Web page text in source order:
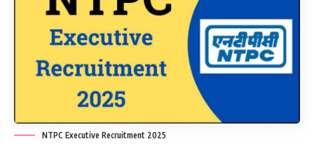
NTPC Executive Recruitment 2025